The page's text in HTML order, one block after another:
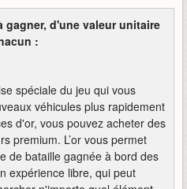
gagner, d'une valeur unitaire
:
spéciale du jeu qui vous
véhicules plus rapidement
d'or, vous pouvez acheter des
premium. L’or vous permet
de bataille gagnée à bord des
expérience libre, qui peut